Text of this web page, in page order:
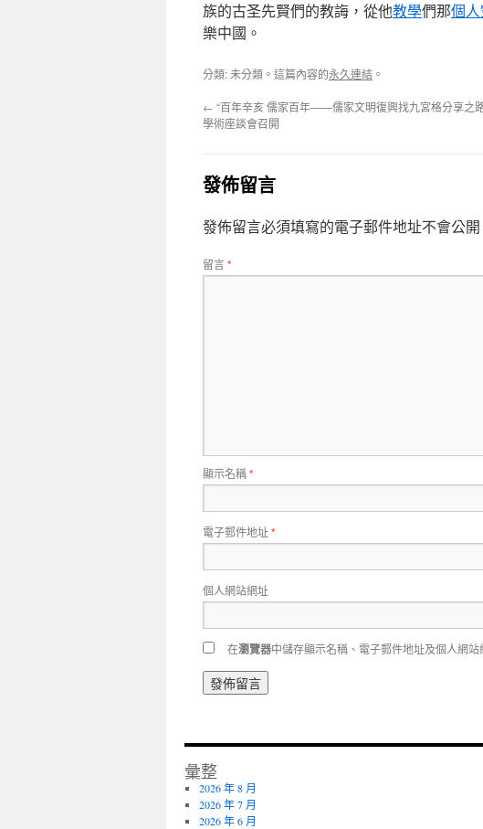
族的古圣先賢們的教誨，從他教學們那個
樂中國。
分類: 未分類。這篇內容的永久連結 。
← “百年辛亥 儒家百年——儒家文明復興找九宮格分享之
學術座談會召開
發佈留言
發佈留言必須填寫的電子郵件地址不會公開
留言*
顯示名稱*
電子郵件地址*
個人網站網址
在瀏覽器中儲存顯示名稱、電子郵件地址及個人網
彙整
2026 年 8 月
2026 年 7 月
2026 年 6 月